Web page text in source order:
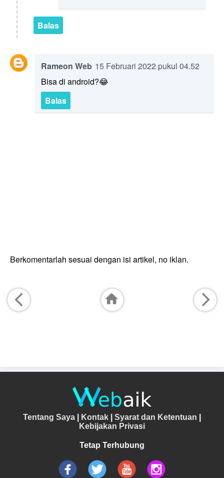
Balas
Rameon Web 15 Februari 2022 pukul 04.52
Bisa di android?😂
Balas
Berkomentarlah sesuai dengan isi artikel, no iklan.
Tentang Saya Kontak Syarat dan Ketentuan
Kebijakan Privasi
Tetap Terhubung